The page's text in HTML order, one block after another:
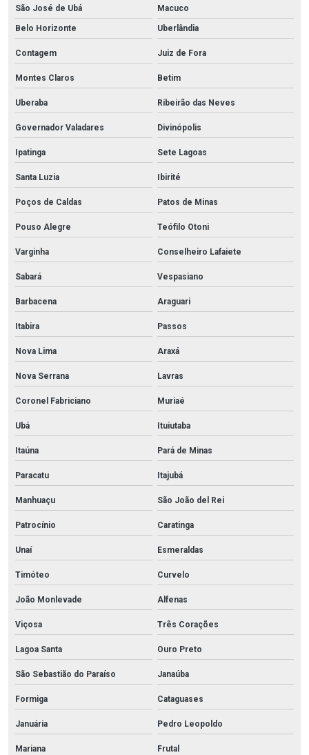
São José de Ubá Macuco
Belo Horizonte Uberlândia
Contagem Juiz de Fora
Montes Claros Betim
Uberaba Ribeirão das Neves
Governador Valadares Divinópolis
Ipatinga Sete Lagoas
Santa Luzia Ibirité
Poços de Caldas Patos de Minas
Pouso Alegre Teófilo Otoni
Varginha Conselheiro Lafaiete
Sabará Vespasiano
Barbacena Araguari
Itabira Passos
Nova Lima Araxá
Nova Serrana Lavras
Coronel Fabriciano Muriaé
Ubá Ituiutaba
Itaúna Pará de Minas
Paracatu Itajubá
Manhuaçu São João del Rei
Patrocínio Caratinga
Unaí Esmeraldas
Timóteo Curvelo
João Monlevade Alfenas
Viçosa Três Corações
Lagoa Santa Ouro Preto
São Sebastião do Paraíso Janaúba
Formiga Cataguases
Januária Pedro Leopoldo
Mariana Frutal